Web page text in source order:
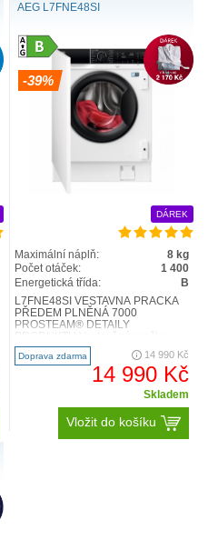
AEG L7FNE48SI
-39%
DÁREK
Maximální náplň:
8 kg
Počet otáček:
1 400
Energetická třída:
B
L7FNE48SI VESTAVNÁ PRAČKA
PŘEDEM PLNĚNÁ 7000
PROSTEAM® DETAILY
7000 ProSteam®, která je
integrovaná s ostatními kuchy..
Doprava zdarma 14 990 Kč
14 990 Kč
Skladem
Vložit do košíku